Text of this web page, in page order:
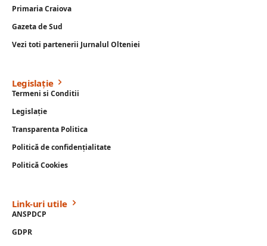
Primaria Craiova
Gazeta de Sud
Vezi toti partenerii Jurnalul Olteniei
Legislație
Termeni si Conditii
Legislație
Transparenta Politica
Politică de confidențialitate
Politică Cookies
Link-uri utile
ANSPDCP
GDPR